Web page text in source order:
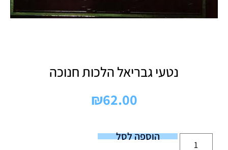
נטעי גבריאל הלכות חנוכה
₪62.00
הוספה לסל